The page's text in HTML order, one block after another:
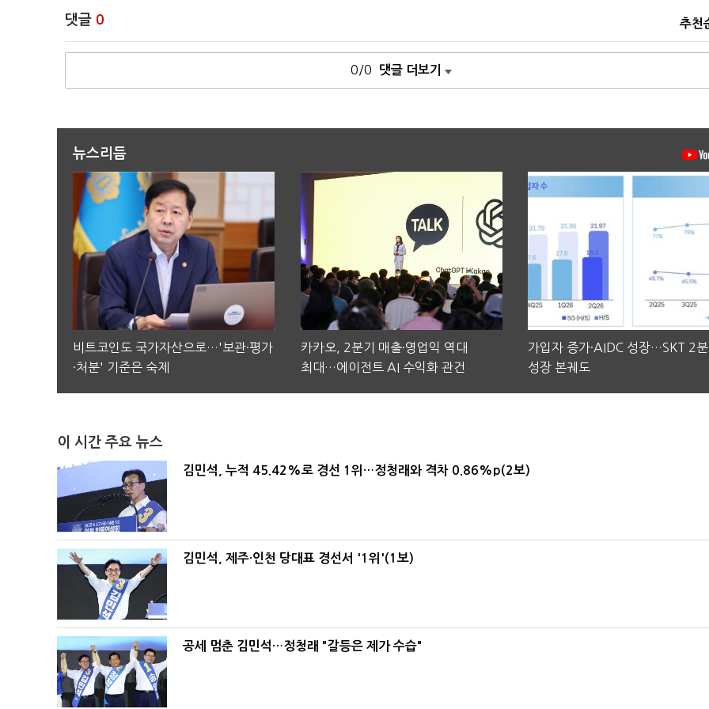
댓글 0 추천
0/0 댓글 더보기
뉴스리듬
비트코인도 국가자산으로…'보관·평가
·처분' 기준은 숙제
카카오, 2분기 매출·영업익 역대
최대…에이전트 AI 수익화 관건
가입자 증가·AIDC 성장…SKT 2
성장 본궤도
이 시간 주요 뉴스
김민석, 누적 45.42%로 경선 1위…정청래와 격차 0.86%p(2보)
김민석, 제주·인천 당대표 경선서 '1위'(1보)
공세 멈춘 김민석…정청래 "갈등은 제가 수습"